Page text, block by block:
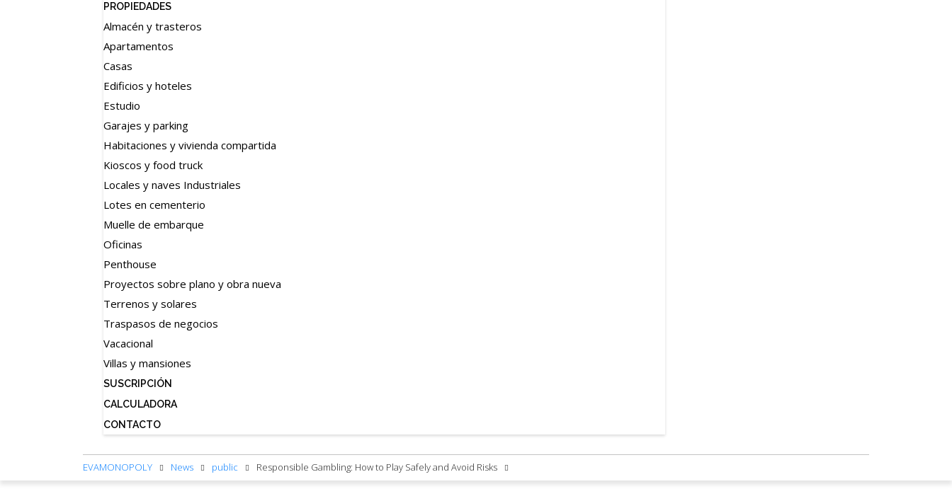
PROPIEDADES
Almacén y trasteros
Apartamentos
Casas
Edificios y hoteles
Estudio
Garajes y parking
Habitaciones y vivienda compartida
Kioscos y food truck
Locales y naves Industriales
Lotes en cementerio
Muelle de embarque
Oficinas
Penthouse
Proyectos sobre plano y obra nueva
Terrenos y solares
Traspasos de negocios
Vacacional
Villas y mansiones
SUSCRIPCIÓN
CALCULADORA
CONTACTO
EVAMONOPOLY News public Responsible Gambling: How to Play Safely and Avoid Risks